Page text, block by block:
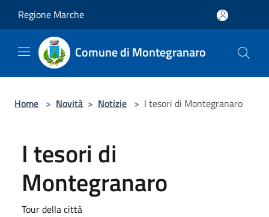
Regione Marche
Comune di Montegranaro
Home > Novità > Notizie > I tesori di Montegranaro
I tesori di
Montegranaro
Tour della città